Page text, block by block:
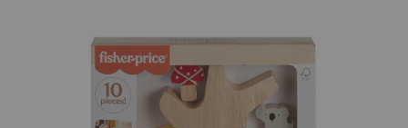
изображенията